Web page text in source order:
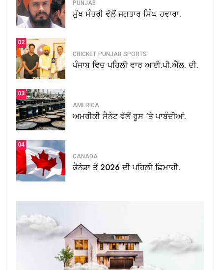
PUNJAB
ਮੁੱਖ ਮੰਤਰੀ ਵੱਲੋਂ ਜਗਤਾਰ ਸਿੰਘ ਹਵਾਰਾ.
02
CRICKET PUNJAB SPORTS
ਪੰਜਾਬ ਵਿਚ ਪਹਿਲੀ ਵਾਰ ਆਈ.ਪੀ.ਐੱਲ. ਦੀ.
03
AMERICA
ਅਮਰੀਕੀ ਸੈਨੇਟ ਵੱਲੋਂ ਰੂਸ ‘ਤੇ ਪਾਬੰਦੀਆਂ.
04
CANADA
ਕੈਨੇਡਾ ਤੋਂ 2026 ਦੀ ਪਹਿਲੀ ਛਿਮਾਹੀ.